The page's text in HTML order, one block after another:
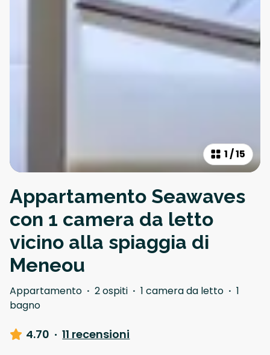
1 /15
Appartamento Seawaves
con 1 camera da letto
vicino alla spiaggia di
Meneou
Appartamento · 2 ospiti · 1 camera da letto · 1
bagno
4.70 · 11 recensioni